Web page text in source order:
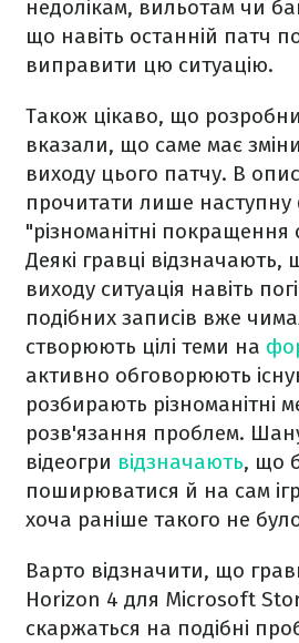
недолікам, вильотам чи
що навіть останній патч
виправити цю ситуацію.
Також цікаво, що
вказали, що саме має
виходу цього патчу. В
прочитати лише наступну
"різноманітні покращення
Деякі гравці відзначають,
виходу ситуація навіть
подібних записів вже
створюють цілі теми на
активно обговорюють
розбирають різноманітні
розв'язання проблем.
відеогри відзначають, що
поширюватися й на сам
хоча раніше такого не
Варто відзначити, що
Horizon 4 для Microsoft
скаржаться на подібні